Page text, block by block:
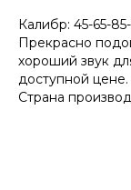
Калибр: 45-65-
Прекрасно
хороший звук
доступной цене.
Страна